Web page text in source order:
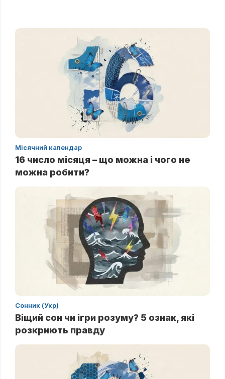
Місячний календар
16 число місяця – що можна і чого не
можна робити?
Сонник (Укр)
Віщий сон чи ігри розуму? 5 ознак, які
розкриють правду